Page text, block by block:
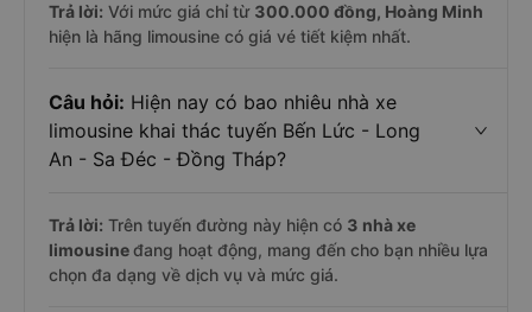
Trả lời: Với mức giá chỉ từ 300.000 đồng, Hoàng Minh
hiện là hãng limousine có giá vé tiết kiệm nhất.
Câu hỏi: Hiện nay có bao nhiêu nhà xe
limousine khai thác tuyến Bến Lức - Long
An - Sa Đéc - Đồng Tháp?
Trả lời: Trên tuyến đường này hiện có 3 nhà xe
limousineđang hoạt động, mang đến cho bạn nhiều lựa
chọn đa dạng về dịch vụ và mức giá.